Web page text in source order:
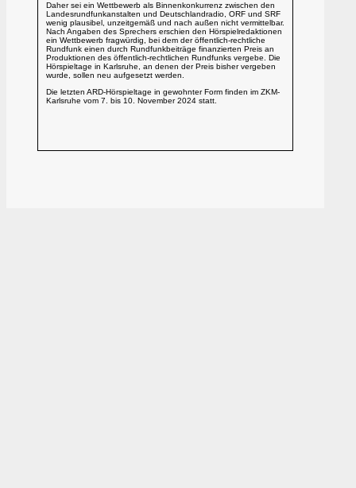
Daher sei ein Wettbewerb als Binnenkonkurrenz zwischen den
Landesrundfunkanstalten und Deutschlandradio, ORF und SRF
wenig plausibel, unzeitgemäß und nach außen nicht vermittelbar.
Nach Angaben des Sprechers erschien den Hörspielredaktionen
ein Wettbewerb fragwürdig, bei dem der öffentlich-rechtliche
Rundfunk einen durch Rundfunkbeiträge finanzierten Preis an
Produktionen des öffentlich-rechtlichen Rundfunks vergebe. Die
Hörspieltage in Karlsruhe, an denen der Preis bisher vergeben
wurde, sollen neu aufgesetzt werden.
Die letzten ARD-Hörspieltage in gewohnter Form finden im ZKM-
Karlsruhe vom 7. bis 10. November 2024 statt.